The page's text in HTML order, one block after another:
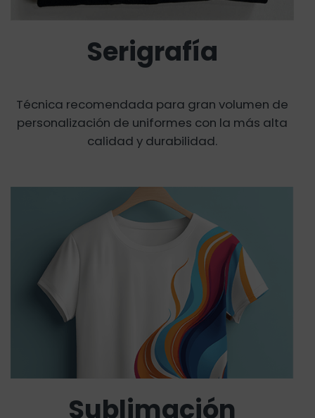
Serigrafía
Técnica recomendada para gran volumen de
personalización de uniformes con la más alta
calidad y durabilidad.
Sublimación